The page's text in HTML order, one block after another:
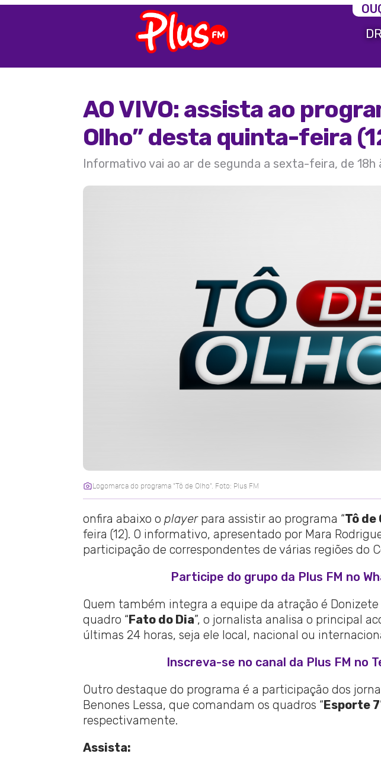
AO VIVO: assista ao
Olho” desta quinta-feira
Informativo vai ao ar de segunda a sexta-feira, de 18h
Logomarca do programa "Tô de Olho". Foto: Plus FM
onfira abaixo o player para assistir ao programa “Tô de
feira (12). O informativo, apresentado por Mara
participação de correspondentes de várias regiões do
Participe do grupo da Plus FM no
Quem também integra a equipe da atração é Donizete
quadro “Fato do Dia”, o jornalista analisa o principal
últimas 24 horas, seja ele local, nacional ou
Inscreva-se no canal da Plus FM no
Outro destaque do programa é a participação dos
Benones Lessa, que comandam os quadros “Esporte 7
respectivamente.
Assista: